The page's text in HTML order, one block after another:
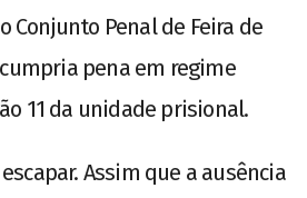
Conjunto Penal de Feira de
pena em regime
11 da unidade prisional.
Assim que a ausência